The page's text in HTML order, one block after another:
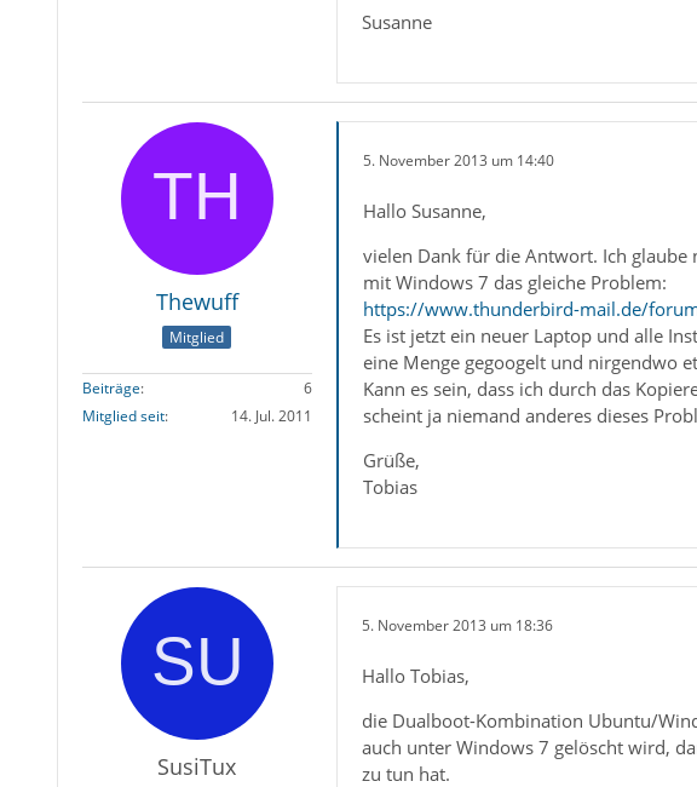
Susanne
Thewuff
Mitglied
Beiträge
6
Mitglied seit
14. Jul. 2011
5. November 2013 um 14:40
Hallo Susanne,
vielen Dank für die Antwort. Ich
mit Windows 7 das gleiche Problem:
https://www.thunderbird-mail.de/
Es ist jetzt ein neuer Laptop und alle
eine Menge gegoogelt und nirgendwo
Kann es sein, dass ich durch das
scheint ja niemand anderes dieses
Grüße,
Tobias
SusiTux
5. November 2013 um 18:36
Hallo Tobias,
die Dualboot-Kombination Ubuntu/
auch unter Windows 7 gelöscht wird,
zu tun hat.